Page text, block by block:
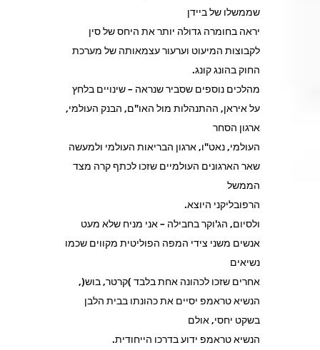
שממשלו של ביידן
יראה בחומרה גדולה יותר את היחס של סין
לקבוצות המיעוט וערעור עצמאותה של מערכת
החוק בהונג קונג.
מהלכים נוספים שסביר שנראה – שינויים בלחץ
על איראן, ההתנהלות מול האו"ם, הבנק העולמי,
ארגון הסחר
העולמי, נאט"ו, ארגון הבריאות העולמי ולמעשה
שאר הארגונים העולמיים שזכו לכתף קרה מצד
הממשל
הרפובליקני היוצא.
ולסיום, הג'וקר בחבילה – אני מניח שלא מעט
אנשים משני צידי המפה הפוליטית מקווים שכמו
נשיאים
אחרים שזכו לכהונה אחת בלבד )קרטר, בוש(,
הנשיא טראמפ יסיים את כהונתו בבית הלבן
בשקט יחסי, אולם
הנשיא טראמפ ידוע בדרכו הייחודית.